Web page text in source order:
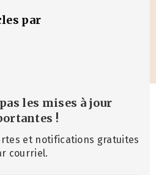
par
les mises à jour
!
et notifications gratuites
courriel.